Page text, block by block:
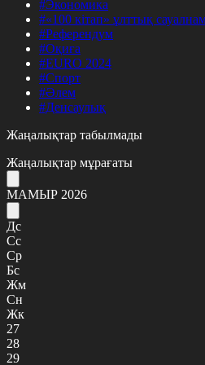
#Экономика
#«100 кітап» ұлттық
#Референдум
#Оқиға
#EURO 2024
#Спорт
#Әлем
#Денсаулық
Жаңалықтар табылмады
Жаңалықтар мұрағаты
МАМЫР 2026
Дс
Сс
Ср
Бс
Жм
Сн
Жк
27
28
29